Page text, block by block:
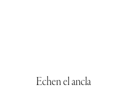
Echen el ancla